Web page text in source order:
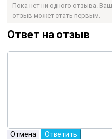
Пока нет ни одного отзыва. Ваш
отзыв может стать первым.
Ответ на отзыв